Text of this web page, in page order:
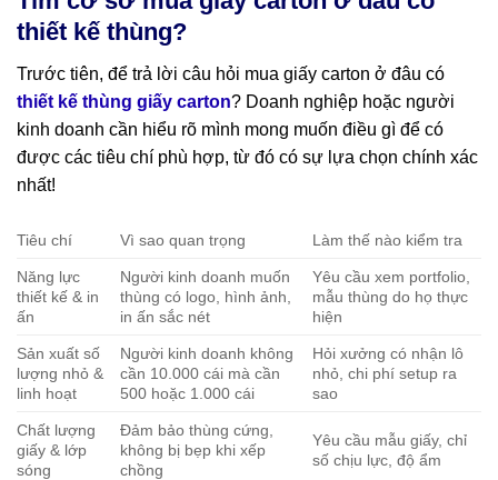
thiết kế thùng?
Trước tiên, để trả lời câu hỏi mua giấy carton ở đâu có
thiết kế thùng giấy carton? Doanh nghiệp hoặc người
kinh doanh cần hiểu rõ mình mong muốn điều gì để có
được các tiêu chí phù hợp, từ đó có sự lựa chọn chính xác
nhất!
Tiêu chí Vì sao quan trọng Làm thế nào kiểm tra
Năng lực
thiết kế & in
ấn
Người kinh doanh muốn
thùng có logo, hình ảnh,
in ấn sắc nét
Yêu cầu xem portfolio,
mẫu thùng do họ thực
hiện
Sản xuất số
lượng nhỏ &
linh hoạt
Người kinh doanh không
cần 10.000 cái mà cần
500 hoặc 1.000 cái
Hỏi xưởng có nhận lô
nhỏ, chi phí setup ra
sao
Chất lượng
giấy & lớp
sóng
Đảm bảo thùng cứng,
không bị bẹp khi xếp
chồng
Yêu cầu mẫu giấy, chỉ
số chịu lực, độ ẩm